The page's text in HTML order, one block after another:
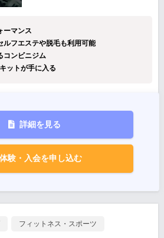
ーマンス
ルフエステや脱毛も利用可能
コンビニジム
ットが手に入る
詳細を見る
体験・入会を申し込む
フィットネス・スポーツ